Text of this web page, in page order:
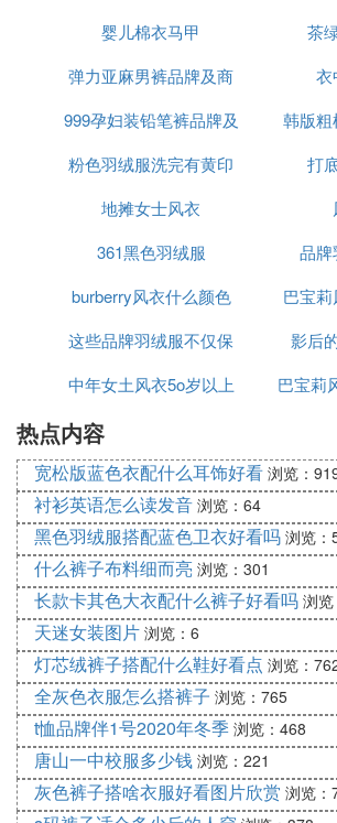
婴儿棉衣马甲
茶
弹力亚麻男裤品牌及商
品
衣
999孕妇装铅笔裤品牌及
商品
韩版
粉色羽绒服洗完有黄印
打
地摊女士风衣
361黑色羽绒服
品牌
burberry风衣什么颜色
巴宝
这些品牌羽绒服不仅保
暖
影后
中年女土风衣5o岁以上
巴宝莉
热点内容
宽松版蓝色衣配什么耳饰好看 浏览：
衬衫英语怎么读发音 浏览：64
黑色羽绒服搭配蓝色卫衣好看吗 浏览：
什么裤子布料细而亮 浏览：301
长款卡其色大衣配什么裤子好看吗 浏
天迷女装图片 浏览：6
灯芯绒裤子搭配什么鞋好看点 浏览：
全灰色衣服怎么搭裤子 浏览：765
t恤品牌伴1号2020年冬季 浏览：468
唐山一中校服多少钱 浏览：221
灰色裤子搭啥衣服好看图片欣赏 浏览：